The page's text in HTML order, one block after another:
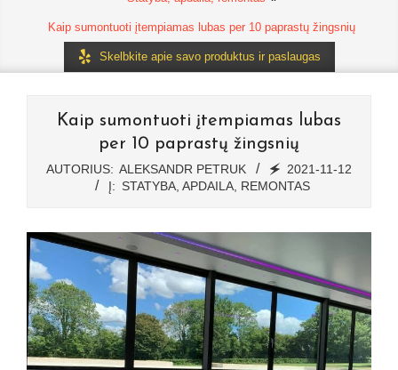
Kaip sumontuoti įtempiamas lubas per 10 paprastų žingsnių
Skelbkite apie savo produktus ir paslaugas
Kaip sumontuoti įtempiamas lubas
per 10 paprastų žingsnių
AUTORIUS: ALEKSANDR PETRUK 🗲 2021-11-12
Į: STATYBA, APDAILA, REMONTAS